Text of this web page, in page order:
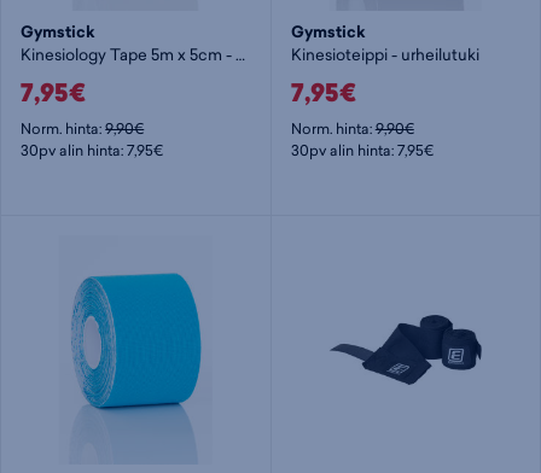
Gymstick
Kinesiology Tape 5m x 5cm - kinesioteippi
7,95€
Norm. hinta:9,90€
30pv alin hinta: 7,95€
Gymstick
Kinesioteippi - urheilutuki
7,95€
Norm. hinta:9,90€
30pv alin hinta: 7,95€